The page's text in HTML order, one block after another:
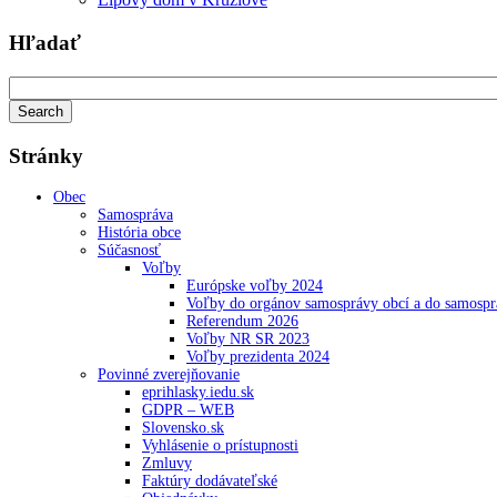
Hľadať
Stránky
Obec
Samospráva
História obce
Súčasnosť
Voľby
Európske voľby 2024
Voľby do orgánov samosprávy obcí a do
Referendum 2026
Voľby NR SR 2023
Voľby prezidenta 2024
Povinné zverejňovanie
eprihlasky.iedu.sk
GDPR – WEB
Slovensko.sk
Vyhlásenie o prístupnosti
Zmluvy
Faktúry dodávateľské